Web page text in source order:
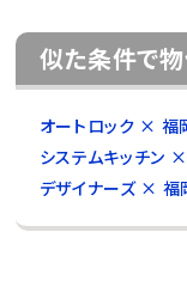
似た条件で
オートロック × 福
システムキッチン
デザイナーズ × 福